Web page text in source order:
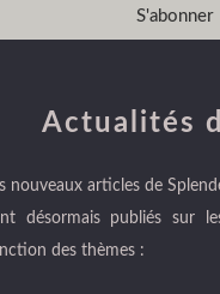
Actualités
nouveaux articles de
désormais publiés sur
des thèmes :